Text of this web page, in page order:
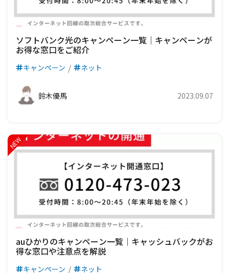
ソフトバンク光のキャンペーン一覧｜キャンペーンが
お得な窓口をご紹介
キャンペーン ネット
鈴木優馬 2023.09.07
auひかりのキャンペーン一覧｜キャッシュバックがお
得な窓口や注意点を解説
キャンペーン ネット